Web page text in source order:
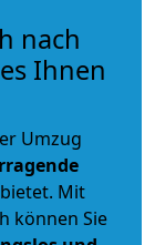
nach
Ihnen
Umzug
Mit
können Sie